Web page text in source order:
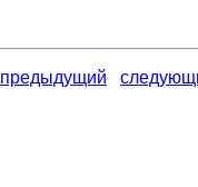
предыдущий